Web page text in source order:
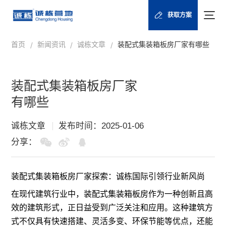
获取方案
首页 / 新闻资讯 / 诚栋文章 / 装配式集装箱板房厂家有哪些
装配式集装箱板房厂家
有哪些
诚栋文章
发布时间：2025-01-06
分享：
装配式集装箱板房厂家探索：诚栋国际引领行业新风尚
在现代建筑行业中，装配式集装箱板房作为一种创新且高
效的建筑形式，正日益受到广泛关注和应用。这种建筑方
式不仅具有快速搭建、灵活多变、环保节能等优点，还能